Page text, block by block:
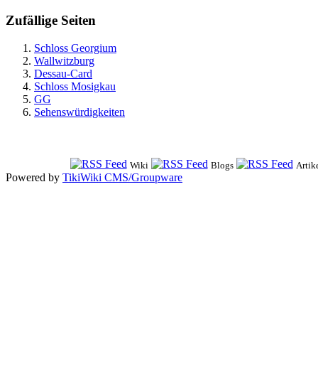
Zufällige Seiten
Schloss Georgium
Wallwitzburg
Dessau-Card
Schloss Mosigkau
GG
Sehenswürdigkeiten
Wiki Blogs
Powered by TikiWiki CMS/Groupware